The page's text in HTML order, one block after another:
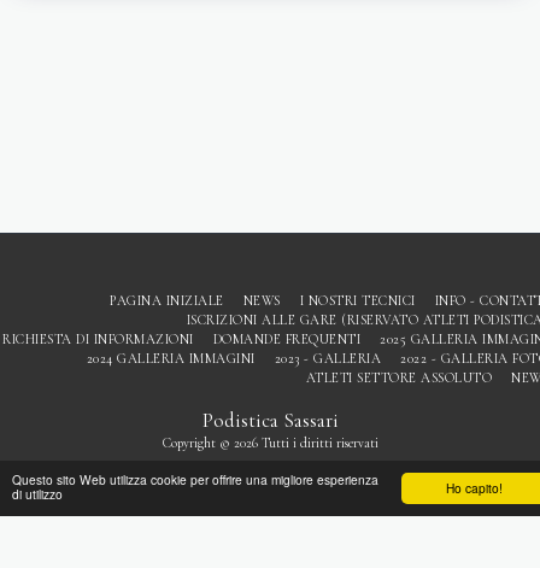
Ho capito!
Questo sito Web utilizza cookie per offrire una migliore esperienza
di utilizzo
Podistica Sassari
Copyright © 2026 Tutti i diritti riservati
PAGINA INIZIALE NEWS I NOSTRI TECNICI
INFO -
ISCRIZIONI ALLE GARE (RISERVATO ATLETI
RICHIESTA DI INFORMAZIONI
DOMANDE FREQUENTI
2025 GALLERIA
2024 GALLERIA IMMAGINI
2023 - GALLERIA
2022 - GALLERIA
ATLETI SETTORE ASSOLUTO